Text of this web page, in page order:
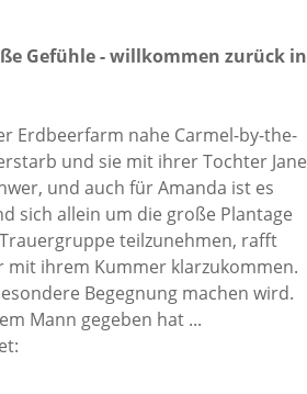
Gefühle - willkommen zurück in
Erdbeerfarm nahe Carmel-by-the-
und sie mit ihrer Tochter Jane
und auch für Amanda ist es
sich allein um die große Plantage
teilzunehmen, rafft
mit ihrem Kummer klarzukommen.
Begegnung machen wird.
Mann gegeben hat ...